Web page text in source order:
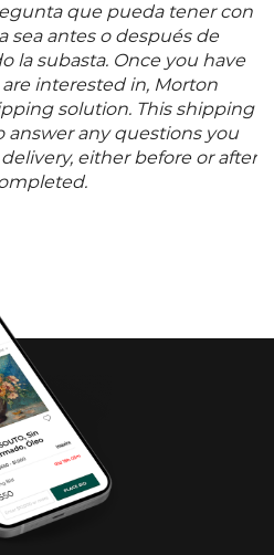
que pueda tener con
sea antes o después de
la subasta. Once you have
interested in, Morton
solution. This shipping
answer any questions you
either before or after